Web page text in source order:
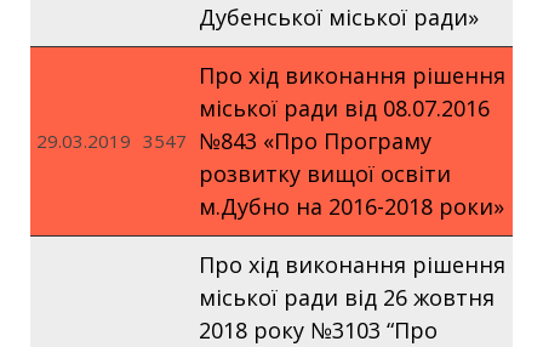
Дубенської міської ради»
29.03.2019 3547
Про хід виконання рішення
міської ради від 08.07.2016
№843 «Про Програму
розвитку вищої освіти
м.Дубно на 2016-2018 роки»
Про хід виконання рішення
міської ради від 26 жовтня
2018 року №3103 “Про